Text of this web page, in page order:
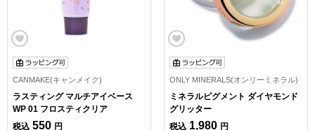
CANMAKE(キャンメイク)
ラスティング マルチアイベース
WP 01 フロスティクリア
税込 550 円
ONLY MINERALS(オンリーミネラル)
ミネラルピグメント ダイヤモンド
グリッター
税込 1,980 円